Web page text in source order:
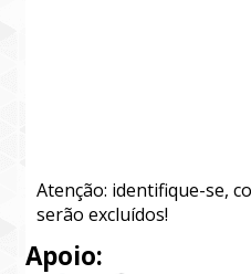
Atenção: identifique-se,
serão excluídos!
Apoio: